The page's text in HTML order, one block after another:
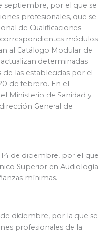
septiembre, por el que se
profesionales, que se
de Cualificaciones
correspondientes módulos
al Catálogo Modular de
determinadas
de las establecidas por el
de febrero. En el
Ministerio de Sanidad y
General de
de diciembre, por el que
Superior en Audiología
mínimas.
diciembre, por la que se
profesionales de la